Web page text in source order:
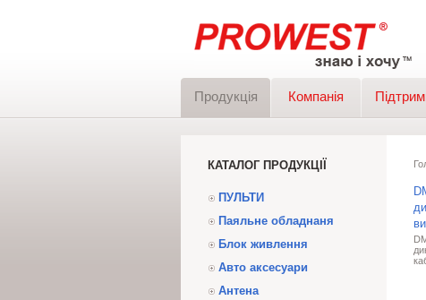
Продукція Компанія
КАТАЛОГ ПРОДУКЦІЇ
ПУЛЬТИ
Паяльне обладнаня
Блок живлення
Авто аксесуари
Антена